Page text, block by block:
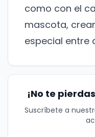
como con el
mascota,
especial entre
¡No te
Suscríbete a
No te